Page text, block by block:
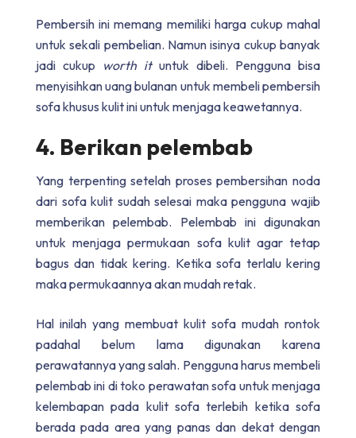
Pembersih ini memang memiliki harga cukup mahal
untuk sekali pembelian. Namun isinya cukup banyak
jadi cukup worth ituntuk dibeli. Pengguna bisa
menyisihkan uang bulanan untuk membeli pembersih
sofa khusus kulit ini untuk menjaga keawetannya.
4. Berikan pelembab
Yang terpenting setelah proses pembersihan noda
dari sofa kulit sudah selesai maka pengguna wajib
memberikan pelembab. Pelembab ini digunakan
untuk menjaga permukaan sofa kulit agar tetap
bagus dan tidak kering. Ketika sofa terlalu kering
maka permukaannya akan mudah retak.
Hal inilah yang membuat kulit sofa mudah rontok
padahal belum lama digunakan karena
perawatannya yang salah. Pengguna harus membeli
pelembab ini di toko perawatan sofa untuk menjaga
kelembapan pada kulit sofa terlebih ketika sofa
berada pada area yang panas dan dekat dengan